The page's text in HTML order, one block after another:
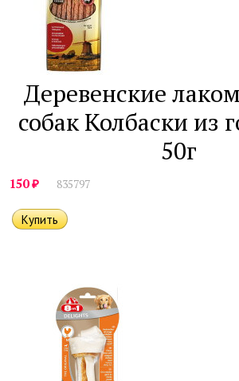
Деревенские
собак Колбаски из
50г
150₽ 835797